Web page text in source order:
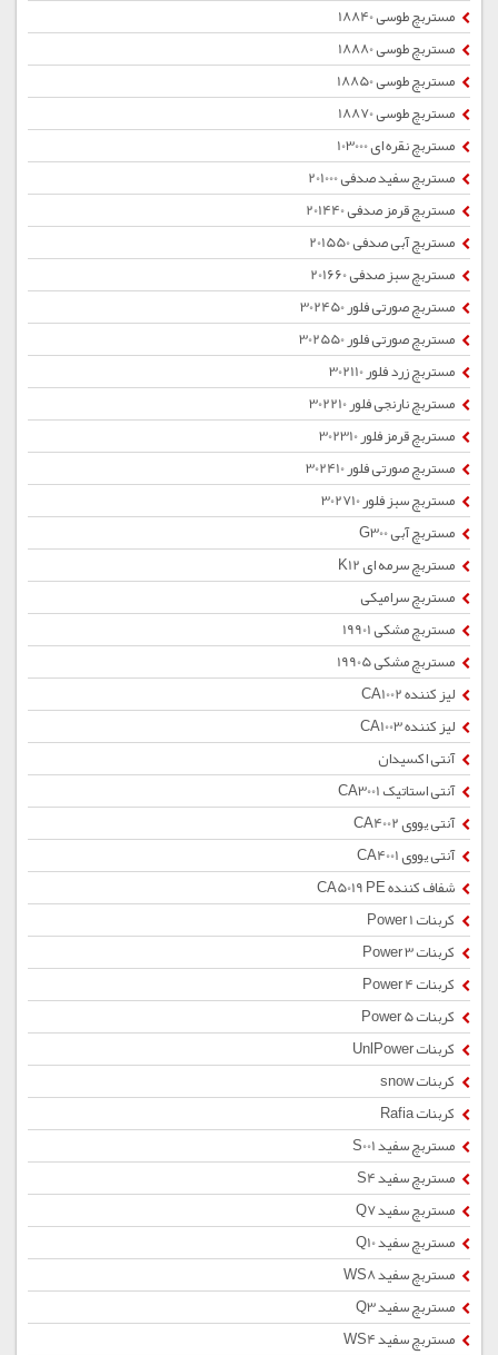
مستربچ طوسی 18840
مستربچ طوسی 18880
مستربچ طوسی 18850
مستربچ طوسی 18870
مستربچ نقره ای 103000
مستربچ سفید صدفی 201000
مستربچ قرمز صدفی 201440
مستربچ آبی صدفی 201550
مستربچ سبز صدفی 201660
مستربچ صورتی فلور 302450
مستربچ صورتی فلور 302550
مستربچ زرد فلور 302110
مستربچ نارنجی فلور 302210
مستربچ قرمز فلور 302310
مستربچ صورتی فلور 302410
مستربچ سبز فلور 302710
مستربچ آبی G300
مستربچ سرمه ای K12
مستربچ سرامیکی
مستربچ مشکی 19901
مستربچ مشکی 19905
لیز کننده CA1002
لیز کننده CA1003
آنتی اکسیدان
آنتی استاتیک CA3001
آنتی یووی CA4002
آنتی یووی CA4001
شفاف کننده CA5019 PE
کربنات Power 1
کربنات Power 3
کربنات Power 4
کربنات Power 5
کربنات UnlPower
کربنات snow
کربنات Rafia
مستربچ سفید S001
مستربچ سفید S4
مستربچ سفید Q7
مستربچ سفید Q10
مستربچ سفید WS8
مستربچ سفید Q3
مستربچ سفید WS4